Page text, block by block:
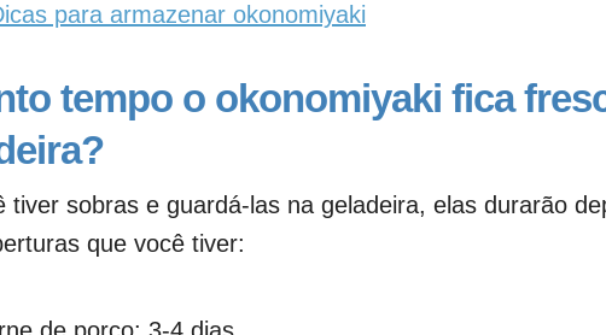
para armazenar okonomiyaki
tempo o okonomiyaki fica
tiver sobras e guardá-las na geladeira, elas durarão
que você tiver: